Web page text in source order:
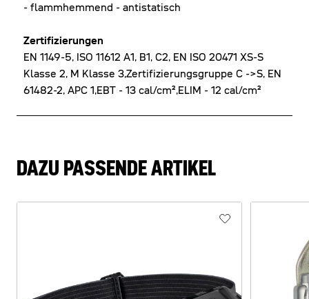
- flammhemmend - antistatisch
Zertifizierungen
EN 1149-5, ISO 11612 A1, B1, C2, EN ISO 20471 XS-S
Klasse 2, M Klasse 3,Zertifizierungsgruppe C ->S, EN
61482-2, APC 1,EBT - 13 cal/cm²,ELIM - 12 cal/cm²
DAZU PASSENDE ARTIKEL